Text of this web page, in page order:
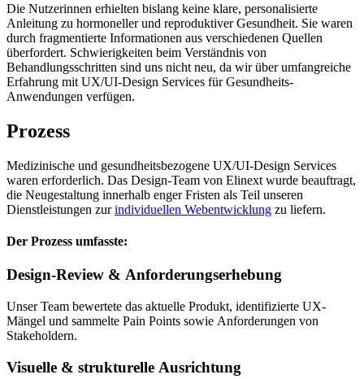
Die Nutzerinnen erhielten bislang keine klare, personalisierte
Anleitung zu hormoneller und reproduktiver Gesundheit. Sie waren
durch fragmentierte Informationen aus verschiedenen Quellen
überfordert. Schwierigkeiten beim Verständnis von
Behandlungsschritten sind uns nicht neu, da wir über umfangreiche
Erfahrung mit UX/UI-Design Services für Gesundheits-
Anwendungen verfügen.
Prozess
Medizinische und gesundheitsbezogene UX/UI-Design Services
waren erforderlich. Das Design-Team von Elinext wurde beauftragt,
die Neugestaltung innerhalb enger Fristen als Teil unseren
Dienstleistungen zurindividuellen Webentwicklung zu liefern.
Der Prozess umfasste:
Design-Review & Anforderungserhebung
Unser Team bewertete das aktuelle Produkt, identifizierte UX-
Mängel und sammelte Pain Points sowie Anforderungen von
Stakeholdern.
Visuelle & strukturelle Ausrichtung